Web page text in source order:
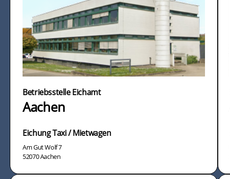
Betriebsstelle Eichamt
Aachen
Eichung Taxi / Mietwagen
Am Gut Wolf 7
52070 Aachen